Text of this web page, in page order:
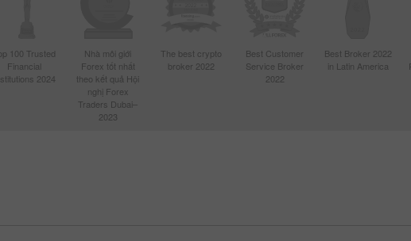
100 Trusted
Financial
2024
Nhà môi giới
Forex tốt nhất
theo kết quả Hội
nghị Forex
Traders Dubai–
2023
The best crypto
broker 2022
Best Customer
Service Broker
2022
Best Broker 2022
in Latin America